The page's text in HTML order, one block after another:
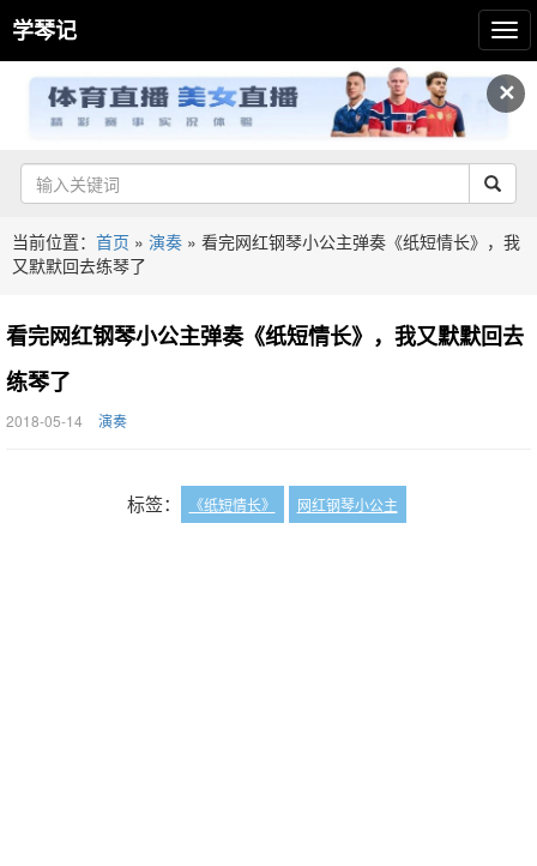
✕
学琴记
当前位置： 首页 » 演奏 » 看完网红钢琴小公主弹奏《纸短情长》，我
又默默回去练琴了
看完网红钢琴小公主弹奏《纸短情长》，我又默默回去
练琴了
2018-05-14 演奏
标签： 《纸短情长》 网红钢琴小公主